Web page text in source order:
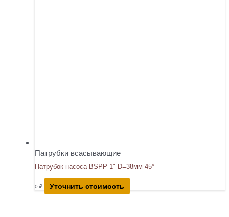
Патрубки всасывающие
Патрубок насоса BSPP 1″ D=38мм 45°
0 ₽ Уточнить стоимость